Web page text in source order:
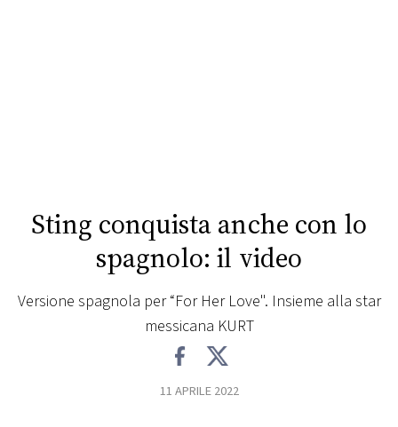
PRINCIPATO
Sting conquista anche con lo
spagnolo: il video
Versione spagnola per “For Her Love". Insieme alla star
messicana KURT
11 APRILE 2022